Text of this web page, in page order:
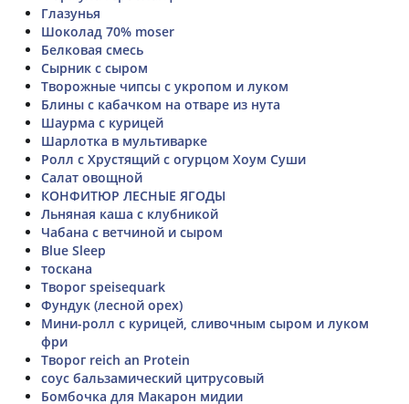
Глазунья
Шоколад 70% moser
Белковая смесь
Сырник с сыром
Творожные чипсы с укропом и луком
Блины с кабачком на отваре из нута
Шаурма с курицей
Шарлотка в мультиварке
Ролл с Хрустящий с огурцом Хоум Суши
Салат овощной
КОНФИТЮР ЛЕСНЫЕ ЯГОДЫ
Льняная каша с клубникой
Чабана с ветчиной и сыром
Blue Sleep
тоскана
Творог speisequark
Фундук (лесной орех)
Мини-ролл с курицей, сливочным сыром и луком
фри
Творог reich an Protein
соус бальзамический цитрусовый
Бомбочка для Макарон мидии